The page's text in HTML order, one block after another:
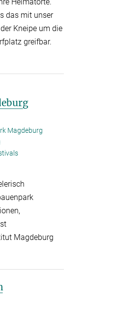
das mit unser
Kneipe um die
greifbar.
Magdeburg
Magdeburg